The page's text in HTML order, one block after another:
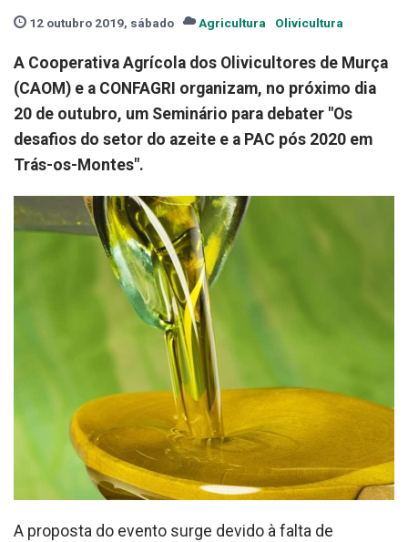
12 outubro 2019, sábado Agricultura Olivicultura
A Cooperativa Agrícola dos Olivicultores de Murça
(CAOM) e a CONFAGRI organizam, no próximo dia
20 de outubro, um Seminário para debater "Os
desafios do setor do azeite e a PAC pós 2020 em
Trás-os-Montes".
A proposta do evento surge devido à falta de